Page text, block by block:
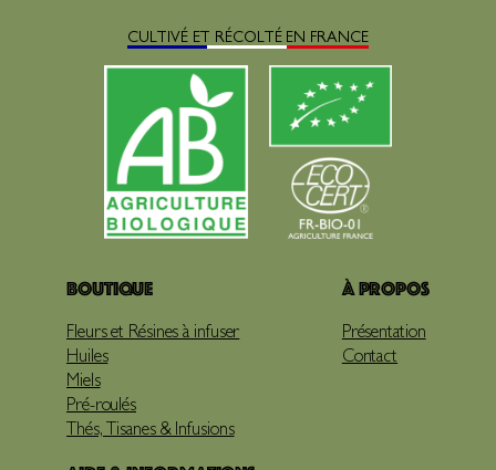
CULTIVÉ ET RÉCOLTÉ EN FRANCE
Boutique
Fleurs et Résines à infuser
Huiles
Miels
Pré-roulés
Thés, Tisanes & Infusions
À propos
Présentation
Contact